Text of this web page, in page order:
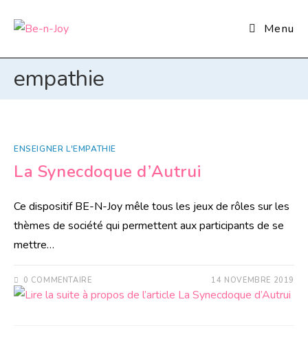
Menu
empathie
ENSEIGNER L'EMPATHIE
La Synecdoque d’Autrui
Ce dispositif BE-N-Joy mêle tous les jeux de rôles sur les
thèmes de société qui permettent aux participants de se
mettre…
0 COMMENTAIRE 14 NOVEMBRE 2019